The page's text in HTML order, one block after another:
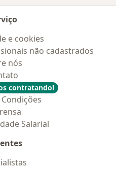
e cookies
não cadastrados
nós
contratando!
Salarial